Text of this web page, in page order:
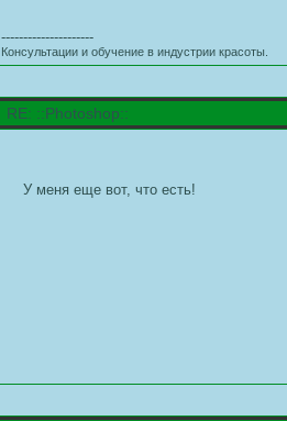
---------------------
Консультации и обучение в индустрии красоты.
RE: ::Photoshop::
У меня еще вот, что есть!